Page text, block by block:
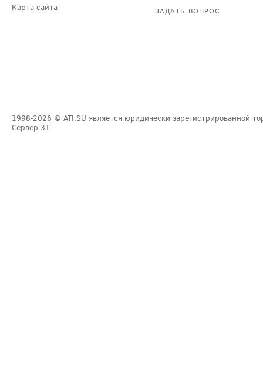
Карта сайта
ЗАДАТЬ ВОПРОС
1998-2026 © ATI.SU является юридически зарегистрированной
Сервер 31